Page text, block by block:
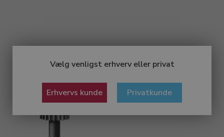
Vælg venligst erhverv eller privat
Erhvervs kunde Privatkunde